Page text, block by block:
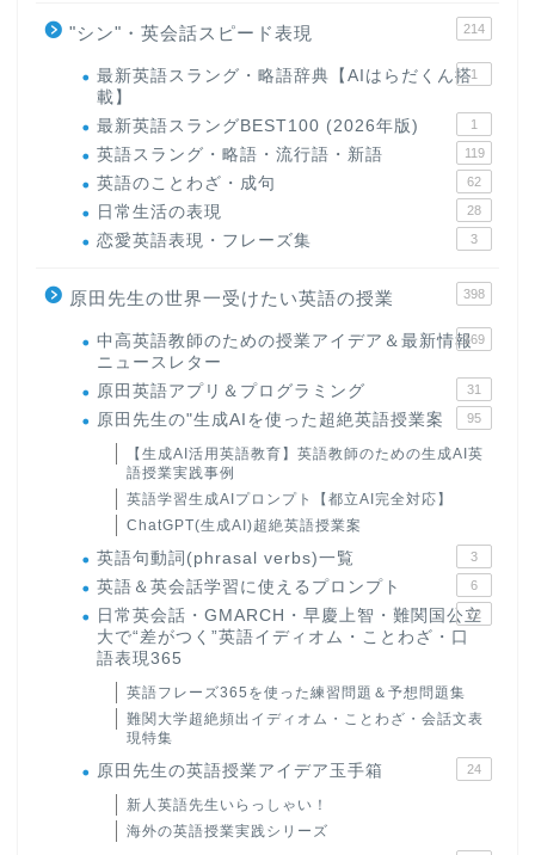
"シン"・英会話スピード表現 214
最新英語スラング・略語辞典【AIはらだくん搭
載】
1
最新英語スラングBEST100 (2026年版) 1
英語スラング・略語・流行語・新語 119
英語のことわざ・成句 62
日常生活の表現 28
恋愛英語表現・フレーズ集 3
原田先生の世界一受けたい英語の授業 398
中高英語教師のための授業アイデア＆最新情報
ニュースレター
169
原田英語アプリ＆プログラミング 31
原田先生の"生成AIを使った超絶英語授業案 95
【生成AI活用英語教育】英語教師のための生成AI英
語授業実践事例
英語学習生成AIプロンプト【都立AI完全対応】
ChatGPT(生成AI)超絶英語授業案
英語句動詞(phrasal verbs)一覧 3
英語＆英会話学習に使えるプロンプト 6
日常英会話・GMARCH・早慶上智・難関国公立
大で“差がつく”英語イディオム・ことわざ・口
語表現365
22
英語フレーズ365を使った練習問題＆予想問題集
難関大学超絶頻出イディオム・ことわざ・会話文表
現特集
原田先生の英語授業アイデア玉手箱 24
新人英語先生いらっしゃい！
海外の英語授業実践シリーズ